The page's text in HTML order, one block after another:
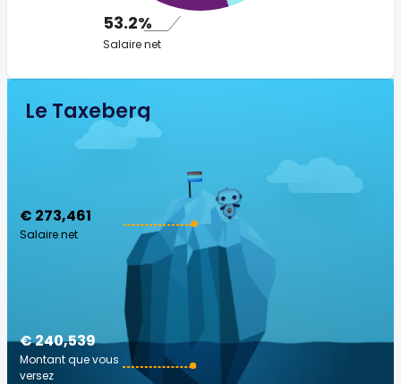
53.2%
Salaire net
Le Taxeberg
€ 273,461
Salaire net
€ 240,539
Montant que vous
versez